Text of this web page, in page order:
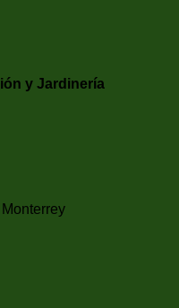
y Jardinería